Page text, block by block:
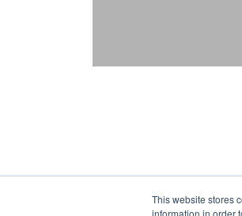
This website stores
information in order